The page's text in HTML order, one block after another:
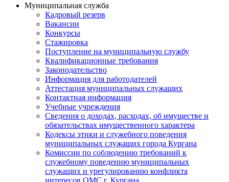
Муниципальная служба
Кадровый резерв
Вакансии
Конкурсы
Стажировка
Поступление на муниципальную службу
Квалификационные требования
Законодательство
Информация для работодателей
Аттестация муниципальных служащих
Контактная информация
Учебные учреждения
Сведения о доходах, расходах, об имуществе и
обязательствах имущественного характера
Кодексы этики и служебного поведения
муниципальных служащих города Кургана
Комиссии по соблюдению требований к
служебному поведению муниципальных
служащих и урегулированию конфликта
интересов ОМС г. Кургана